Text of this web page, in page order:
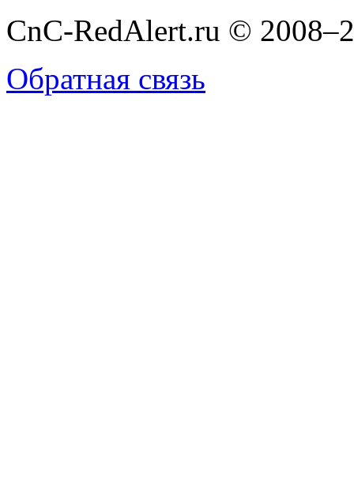
CnC-RedAlert.ru ©
Обратная связь